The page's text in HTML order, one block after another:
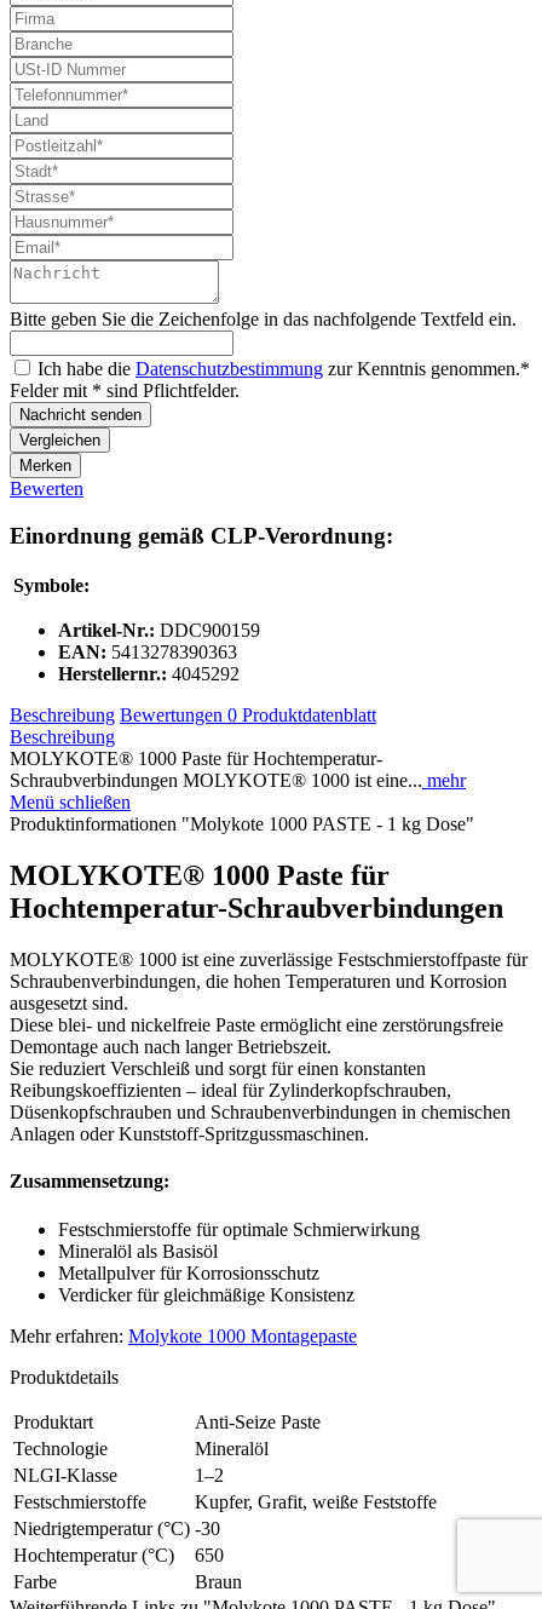
Bitte geben Sie die Zeichenfolge in das nachfolgende Textfeld ein.
Ich habe die Datenschutzbestimmung zur Kenntnis genommen.*
Felder mit * sind Pflichtfelder.
Nachricht senden
Vergleichen
Merken
Bewerten
Einordnung gemäß CLP-Verordnung:
Symbole:
Artikel-Nr.: DDC900159
EAN: 5413278390363
Herstellernr.: 4045292
Beschreibung Bewertungen 0 Produktdatenblatt
Beschreibung
MOLYKOTE® 1000 Paste für Hochtemperatur-
Schraubverbindungen MOLYKOTE® 1000 ist eine... mehr
Menü schließen
Produktinformationen "Molykote 1000 PASTE - 1 kg Dose"
MOLYKOTE® 1000 Paste für
Hochtemperatur-Schraubverbindungen
MOLYKOTE® 1000 ist eine zuverlässige Festschmierstoffpaste für
Schraubenverbindungen, die hohen Temperaturen und Korrosion
ausgesetzt sind.
Diese blei- und nickelfreie Paste ermöglicht eine zerstörungsfreie
Demontage auch nach langer Betriebszeit.
Sie reduziert Verschleiß und sorgt für einen konstanten
Reibungskoeffizienten – ideal für Zylinderkopfschrauben,
Düsenkopfschrauben und Schraubenverbindungen in chemischen
Anlagen oder Kunststoff-Spritzgussmaschinen.
Zusammensetzung:
Festschmierstoffe für optimale Schmierwirkung
Mineralöl als Basisöl
Metallpulver für Korrosionsschutz
Verdicker für gleichmäßige Konsistenz
Mehr erfahren: Molykote 1000 Montagepaste
Produktdetails
Produktart
Anti-Seize Paste
Technologie
Mineralöl
NLGI-Klasse
1–2
Festschmierstoffe
Kupfer, Grafit, weiße Feststoffe
Niedrigtemperatur (°C) -30
Hochtemperatur (°C)
650
Farbe
Braun